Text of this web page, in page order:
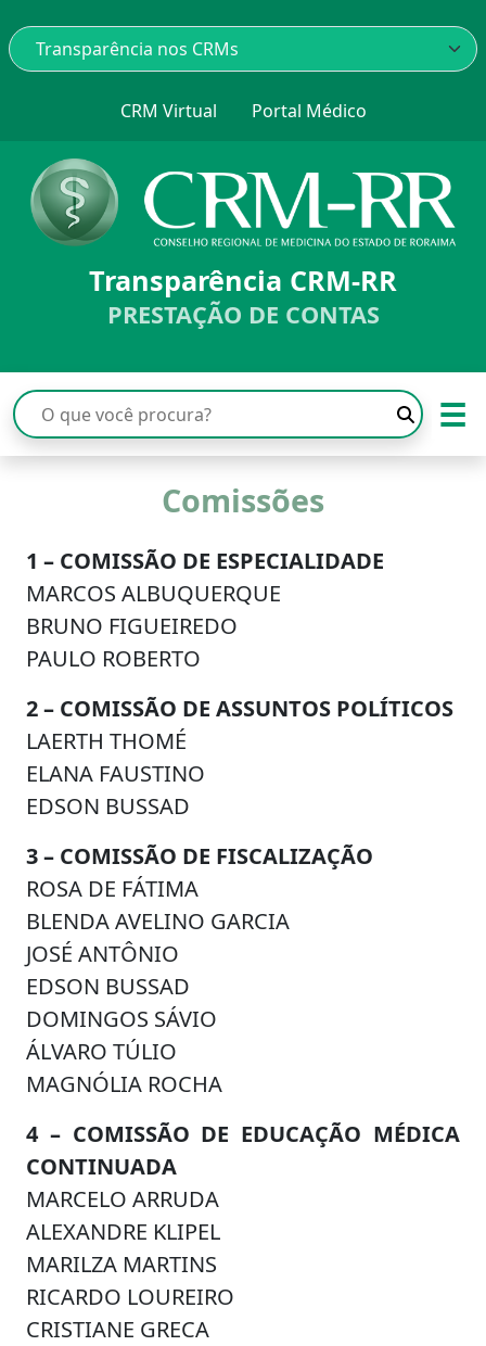
CRM Virtual Portal Médico
Transparência CRM-RR
PRESTAÇÃO DE CONTAS
☰
Comissões
1 – COMISSÃO DE ESPECIALIDADE
MARCOS ALBUQUERQUE
BRUNO FIGUEIREDO
PAULO ROBERTO
2 – COMISSÃO DE ASSUNTOS POLÍTICOS
LAERTH THOMÉ
ELANA FAUSTINO
EDSON BUSSAD
3 – COMISSÃO DE FISCALIZAÇÃO
ROSA DE FÁTIMA
BLENDA AVELINO GARCIA
JOSÉ ANTÔNIO
EDSON BUSSAD
DOMINGOS SÁVIO
ÁLVARO TÚLIO
MAGNÓLIA ROCHA
4 – COMISSÃO DE EDUCAÇÃO MÉDICA
CONTINUADA
MARCELO ARRUDA
ALEXANDRE KLIPEL
MARILZA MARTINS
RICARDO LOUREIRO
CRISTIANE GRECA